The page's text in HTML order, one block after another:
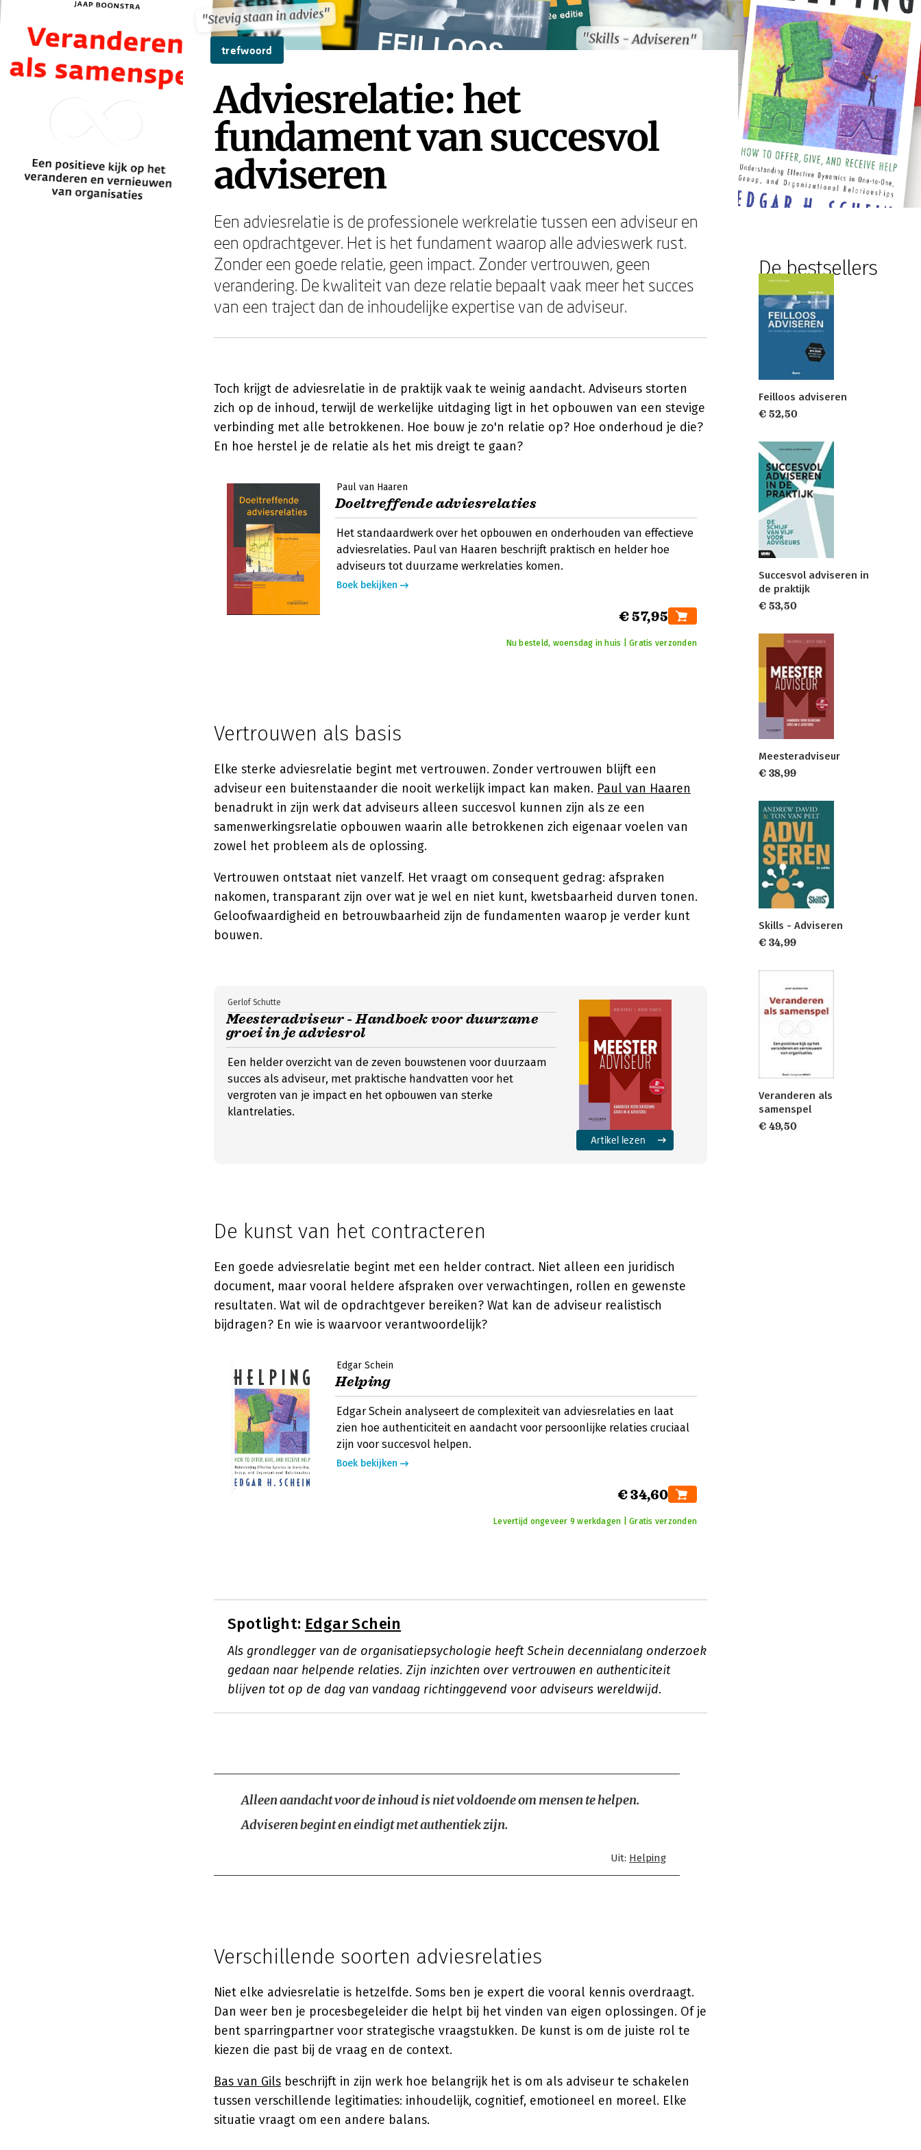
"Stevig staan in advies"
"Skills - Adviseren"
"Stevig staan in advies"
"Skills - Adviseren"
trefwoord
Adviesrelatie: het
fundament van succesvol
adviseren
Een adviesrelatie is de professionele werkrelatie tussen een adviseur en
een opdrachtgever. Het is het fundament waarop alle advieswerk rust.
Zonder een goede relatie, geen impact. Zonder vertrouwen, geen
verandering. De kwaliteit van deze relatie bepaalt vaak meer het succes
van een traject dan de inhoudelijke expertise van de adviseur.
Toch krijgt de adviesrelatie in de praktijk vaak te weinig aandacht. Adviseurs storten
zich op de inhoud, terwijl de werkelijke uitdaging ligt in het opbouwen van een stevige
verbinding met alle betrokkenen. Hoe bouw je zo'n relatie op? Hoe onderhoud je die?
En hoe herstel je de relatie als het mis dreigt te gaan?
Paul van Haaren
Doeltreffende adviesrelaties
Het standaardwerk over het opbouwen en onderhouden van effectieve
adviesrelaties. Paul van Haaren beschrijft praktisch en helder hoe
adviseurs tot duurzame werkrelaties komen.
Boek bekijken
€ 57,95
Nu besteld, woensdag in huis | Gratis verzonden
Vertrouwen als basis
Elke sterke adviesrelatie begint met vertrouwen. Zonder vertrouwen blijft een
adviseur een buitenstaander die nooit werkelijk impact kan maken. Paul van Haaren
benadrukt in zijn werk dat adviseurs alleen succesvol kunnen zijn als ze een
samenwerkingsrelatie opbouwen waarin alle betrokkenen zich eigenaar voelen van
zowel het probleem als de oplossing.
Vertrouwen ontstaat niet vanzelf. Het vraagt om consequent gedrag: afspraken
nakomen, transparant zijn over wat je wel en niet kunt, kwetsbaarheid durven tonen.
Geloofwaardigheid en betrouwbaarheid zijn de fundamenten waarop je verder kunt
bouwen.
Meesteradviseur - Handboek voor duurzame
groei in je adviesrol
Gerlof Schutte
Een helder overzicht van de zeven bouwstenen voor duurzaam
succes als adviseur, met praktische handvatten voor het
vergroten van je impact en het opbouwen van sterke
klantrelaties.
Artikel lezen
De kunst van het contracteren
Een goede adviesrelatie begint met een helder contract. Niet alleen een juridisch
document, maar vooral heldere afspraken over verwachtingen, rollen en gewenste
resultaten. Wat wil de opdrachtgever bereiken? Wat kan de adviseur realistisch
bijdragen? En wie is waarvoor verantwoordelijk?
Edgar Schein
Helping
Edgar Schein analyseert de complexiteit van adviesrelaties en laat
zien hoe authenticiteit en aandacht voor persoonlijke relaties cruciaal
zijn voor succesvol helpen.
Boek bekijken
€ 34,60
Levertijd ongeveer 9 werkdagen | Gratis verzonden
Spotlight: Edgar Schein
Als grondlegger van de organisatiepsychologie heeft Schein decennialang onderzoek
gedaan naar helpende relaties. Zijn inzichten over vertrouwen en authenticiteit
blijven tot op de dag van vandaag richtinggevend voor adviseurs wereldwijd.
Alleen aandacht voor de inhoud is niet voldoende om mensen te helpen.
Adviseren begint en eindigt met authentiek zijn.
Uit: Helping
Verschillende soorten adviesrelaties
Niet elke adviesrelatie is hetzelfde. Soms ben je expert die vooral kennis overdraagt.
Dan weer ben je procesbegeleider die helpt bij het vinden van eigen oplossingen. Of je
bent sparringpartner voor strategische vraagstukken. De kunst is om de juiste rol te
kiezen die past bij de vraag en de context.
Bas van Gils beschrijft in zijn werk hoe belangrijk het is om als adviseur te schakelen
tussen verschillende legitimaties: inhoudelijk, cognitief, emotioneel en moreel. Elke
situatie vraagt om een andere balans.
De bestsellers
Feilloos adviseren
€ 52,50
Succesvol adviseren in
de praktijk
€ 53,50
Meesteradviseur
€ 38,99
Skills - Adviseren
€ 34,99
Veranderen als
samenspel
€ 49,50